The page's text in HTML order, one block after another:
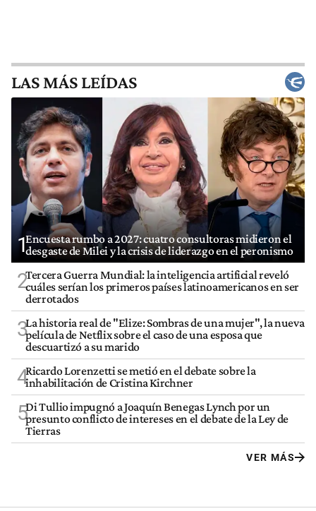
LAS MÁS LEÍDAS
1Encuesta rumbo a 2027: cuatro consultoras midieron el
desgaste de Milei y la crisis de liderazgo en el peronismo
2Tercera Guerra Mundial: la inteligencia artificial reveló
cuáles serían los primeros países latinoamericanos en ser
derrotados
3La historia real de "Elize: Sombras de una mujer", la nueva
película de Netflix sobre el caso de una esposa que
descuartizó a su marido
4Ricardo Lorenzetti se metió en el debate sobre la
inhabilitación de Cristina Kirchner
5Di Tullio impugnó a Joaquín Benegas Lynch por un
presunto conflicto de intereses en el debate de la Ley de
Tierras
VER MÁS